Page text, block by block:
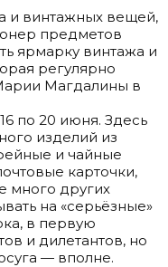
и винтажных вещей,
предметов
ярмарку винтажа и
регулярно
Магдалины в
по 20 июня. Здесь
изделий из
и чайные
карточки,
много других
на «серьёзные»
в первую
и дилетантов, но
— вполне.